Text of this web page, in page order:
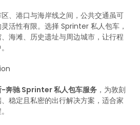
、港口与海岸线之间，公共交通虽可
活性有限。选择 Sprinter 私人包车，
海滩、历史遗址与周边城市，让行程
奔驰 Sprinter 私人包车服务 ，为敦刻
稳定且私密的出行解决方案，适合家